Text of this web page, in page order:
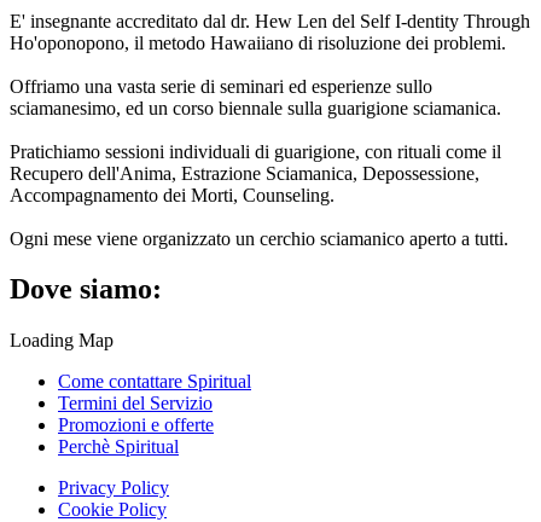
E' insegnante accreditato dal dr. Hew Len del Self I-dentity Through
Ho'oponopono, il metodo Hawaiiano di risoluzione dei problemi.
Offriamo una vasta serie di seminari ed esperienze sullo
sciamanesimo, ed un corso biennale sulla guarigione sciamanica.
Pratichiamo sessioni individuali di guarigione, con rituali come il
Recupero dell'Anima, Estrazione Sciamanica, Depossessione,
Accompagnamento dei Morti, Counseling.
Ogni mese viene organizzato un cerchio sciamanico aperto a tutti.
Dove siamo:
Loading Map
Come contattare Spiritual
Termini del Servizio
Promozioni e offerte
Perchè Spiritual
Privacy Policy
Cookie Policy